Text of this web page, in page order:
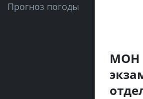
Прогноз погоды
МОН